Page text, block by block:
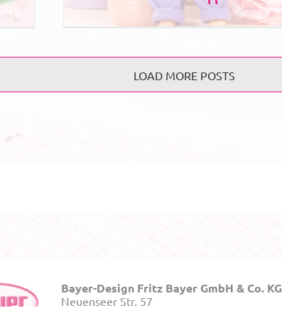
LOAD MORE POSTS
Bayer-Design Fritz Bayer GmbH & Co. KG
Neuenseer Str. 57